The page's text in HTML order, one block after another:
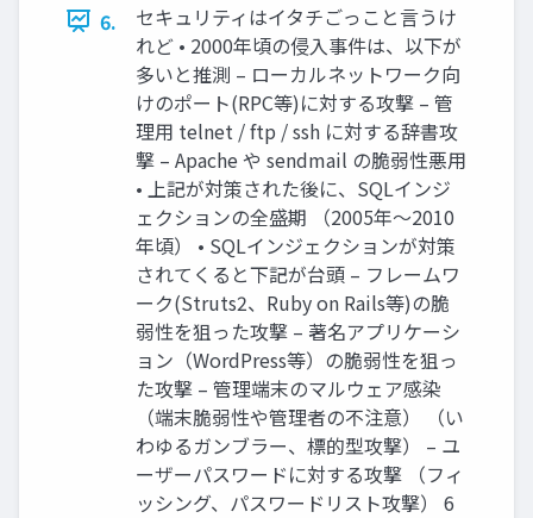
6.
セキュリティはイタチごっこと言うけ
れど • 2000年頃の侵入事件は、以下が
多いと推測 – ローカルネットワーク向
けのポート(RPC等)に対する攻撃 – 管
理用 telnet / ftp / ssh に対する辞書攻
撃 – Apache や sendmail の脆弱性悪用
• 上記が対策された後に、SQLインジ
ェクションの全盛期 （2005年～2010
年頃） • SQLインジェクションが対策
されてくると下記が台頭 – フレームワ
ーク(Struts2、Ruby on Rails等)の脆
弱性を狙った攻撃 – 著名アプリケーシ
ョン（WordPress等）の脆弱性を狙っ
た攻撃 – 管理端末のマルウェア感染
（端末脆弱性や管理者の不注意） （い
わゆるガンブラー、標的型攻撃） – ユ
ーザーパスワードに対する攻撃 （フィ
ッシング、パスワードリスト攻撃） 6